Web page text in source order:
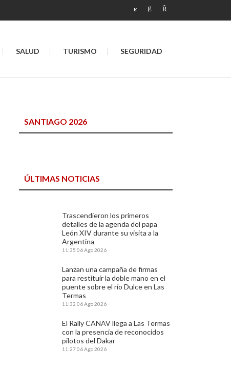
SALUD TURISMO SEGURIDAD
SANTIAGO 2026
ÚLTIMAS NOTICIAS
Trascendieron los primeros
detalles de la agenda del papa
León XIV durante su visita a la
Argentina
11:35 06 Ago 2026
Lanzan una campaña de firmas
para restituir la doble mano en el
puente sobre el río Dulce en Las
Termas
11:32 06 Ago 2026
El Rally CANAV llega a Las Termas
con la presencia de reconocidos
pilotos del Dakar
11:2706 Ago 2026